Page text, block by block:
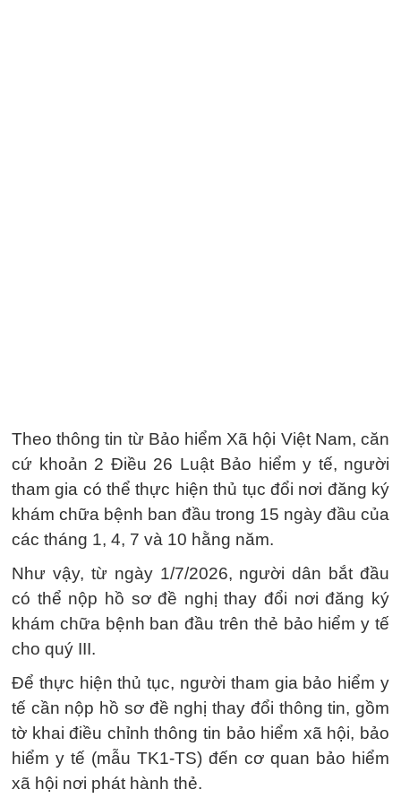
Theo thông tin từ Bảo hiểm Xã hội Việt Nam, căn
cứ khoản 2 Điều 26 Luật Bảo hiểm y tế, người
tham gia có thể thực hiện thủ tục đổi nơi đăng ký
khám chữa bệnh ban đầu trong 15 ngày đầu của
các tháng 1, 4, 7 và 10 hằng năm.
Như vậy, từ ngày 1/7/2026, người dân bắt đầu
có thể nộp hồ sơ đề nghị thay đổi nơi đăng ký
khám chữa bệnh ban đầu trên thẻ bảo hiểm y tế
cho quý III.
Để thực hiện thủ tục, người tham gia bảo hiểm y
tế cần nộp hồ sơ đề nghị thay đổi thông tin, gồm
tờ khai điều chỉnh thông tin bảo hiểm xã hội, bảo
hiểm y tế (mẫu TK1-TS) đến cơ quan bảo hiểm
xã hội nơi phát hành thẻ.